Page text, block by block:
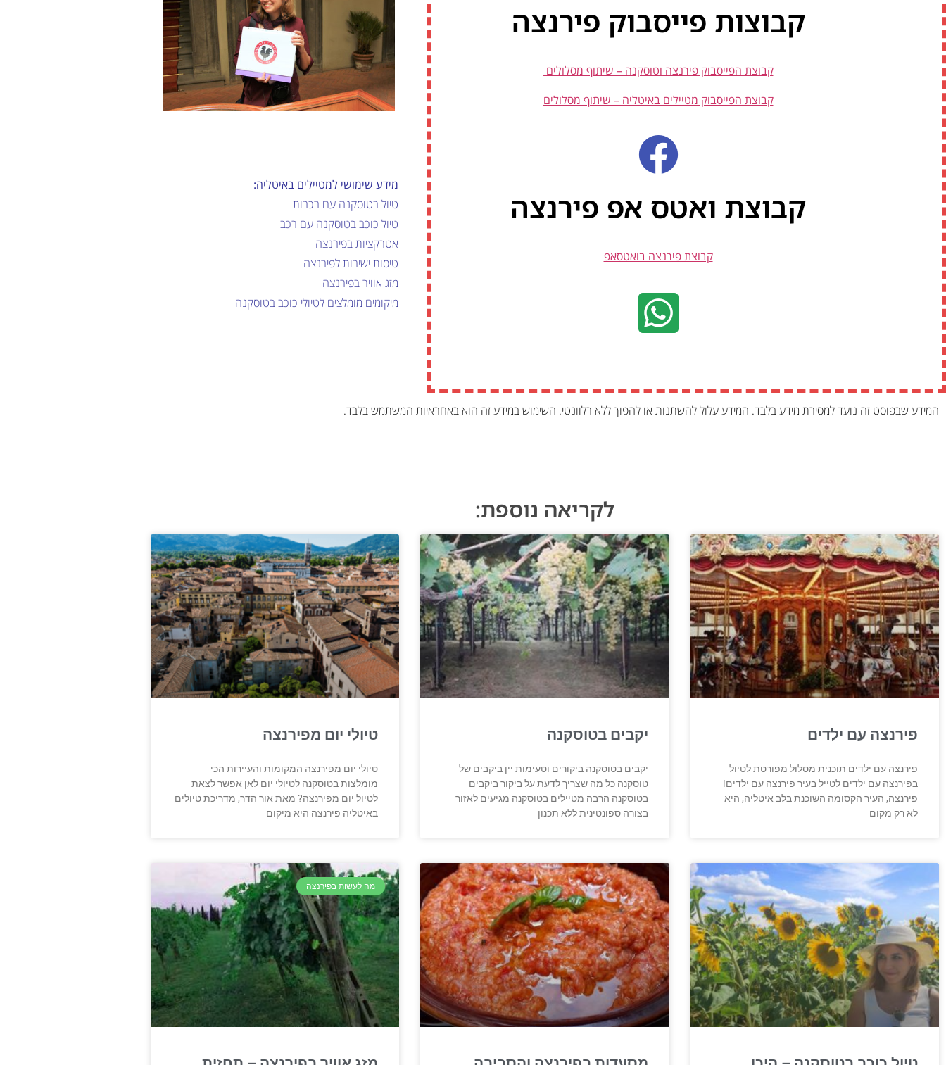
קבוצות פייסבוק פירנצה
קבוצת הפייסבוק פירנצה וטוסקנה – שיתוף מסלולים
קבוצת הפייסבוק מטיילים באיטליה – שיתוף מסלולים
קבוצת ואטס אפ פירנצה
קבוצת פירנצה בואטסאפ
מידע שימושי למטיילים באיטליה:
טיול בטוסקנה עם רכבות
טיול כוכב בטוסקנה עם רכב
אטרקציות בפירנצה
טיסות ישירות לפירנצה
מזג אוויר בפירנצה
מיקומים מומלצים לטיולי כוכב בטוסקנה
המידע שבפוסט זה נועד למסירת מידע בלבד. המידע עלול להשתנות או להפוך ללא רלוונטי. השימוש במידע זה הוא באחראיות המשתמש בלבד.
לקריאה נוספת:
פירנצה עם ילדים
פירנצה עם ילדים תוכנית מסלול מפורטת לטיול
בפירנצה עם ילדים לטייל בעיר פירנצה עם ילדים!
פירנצה, העיר הקסומה השוכנת בלב איטליה, היא
לא רק מקום
יקבים בטוסקנה
יקבים בטוסקנה ביקורים וטעימות יין ביקבים של
טוסקנה כל מה שצריך לדעת על ביקור ביקבים
בטוסקנה הרבה מטיילים בטוסקנה מגיעים לאזור
בצורה ספונטינית ללא תכנון
טיולי יום מפירנצה
טיולי יום מפירנצה המקומות והעיירות הכי
מומלצות בטוסקנה לטיולי יום לאן אפשר לצאת
לטיול יום מפירנצה? מאת אור הדר, מדריכת טיולים
באיטליה פירנצה היא מיקום
מה לעשות בפירנצה